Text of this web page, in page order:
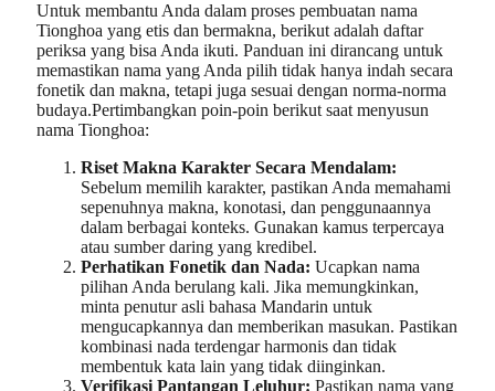
Untuk membantu Anda dalam proses pembuatan nama
Tionghoa yang etis dan bermakna, berikut adalah daftar
periksa yang bisa Anda ikuti. Panduan ini dirancang untuk
memastikan nama yang Anda pilih tidak hanya indah secara
fonetik dan makna, tetapi juga sesuai dengan norma-norma
budaya.Pertimbangkan poin-poin berikut saat menyusun
nama Tionghoa:
Riset Makna Karakter Secara Mendalam:
Sebelum memilih karakter, pastikan Anda memahami
sepenuhnya makna, konotasi, dan penggunaannya
dalam berbagai konteks. Gunakan kamus terpercaya
atau sumber daring yang kredibel.
Perhatikan Fonetik dan Nada: Ucapkan nama
pilihan Anda berulang kali. Jika memungkinkan,
minta penutur asli bahasa Mandarin untuk
mengucapkannya dan memberikan masukan. Pastikan
kombinasi nada terdengar harmonis dan tidak
membentuk kata lain yang tidak diinginkan.
Verifikasi Pantangan Leluhur: Pastikan nama yang